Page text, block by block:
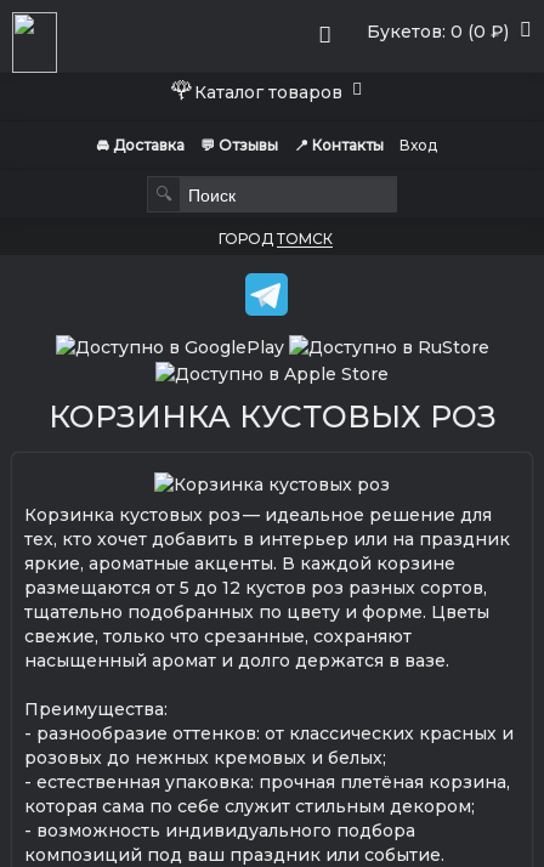
Букетов: 0 (0 ₽)
🌹Каталог товаров
🚘 Доставка 💬 Отзывы 📍 Контакты Вход
🔍
ГОРОД ТОМСК
КОРЗИНКА КУСТОВЫХ РОЗ
Корзинка кустовых роз — идеальное решение для
тех, кто хочет добавить в интерьер или на праздник
яркие, ароматные акценты. В каждой корзине
размещаются от 5 до 12 кустов роз разных сортов,
тщательно подобранных по цвету и форме. Цветы
свежие, только что срезанные, сохраняют
насыщенный аромат и долго держатся в вазе.
Преимущества:
- разнообразие оттенков: от классических красных и
розовых до нежных кремовых и белых;
- естественная упаковка: прочная плетёная корзина,
которая сама по себе служит стильным декором;
- возможность индивидуального подбора
композиций под ваш праздник или событие.